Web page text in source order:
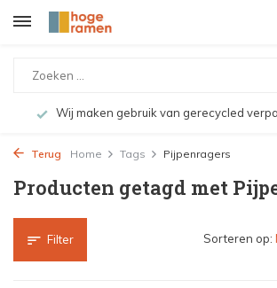
Wij maken gebruik van gerecycled
Terug Home Tags Pijpenragers
Producten getagd met
Filter Sorteren op: